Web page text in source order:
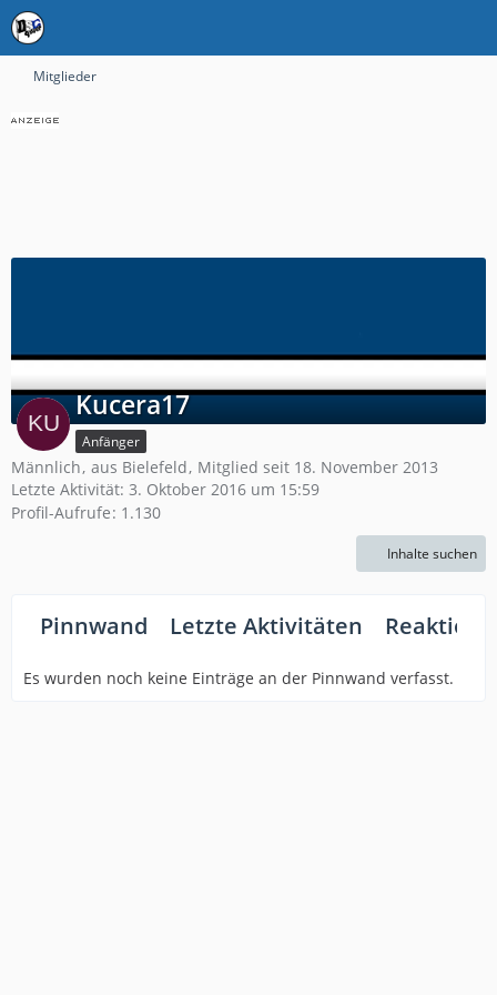
Mitglieder
Kucera17
Anfänger
Männlich aus Bielefeld Mitglied seit 18. November 2013
Letzte Aktivität: 3. Oktober 2016 um 15:59
Profil-Aufrufe 1.130
Inhalte suchen
Pinnwand Letzte Aktivitäten
Es wurden noch keine Einträge an der Pinnwand verfasst.